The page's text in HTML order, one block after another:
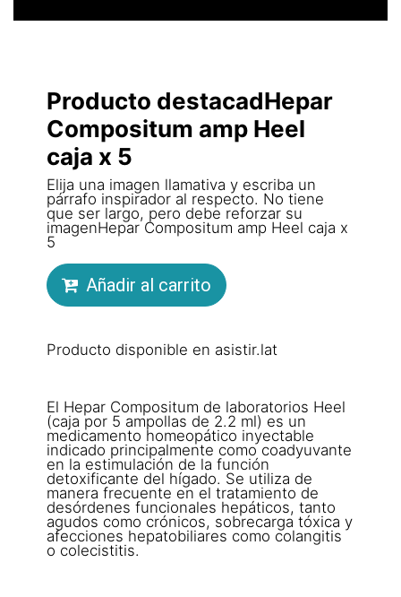
Producto destacadHepar
Compositum amp Heel
caja x 5
Elija una imagen llamativa y escriba un
párrafo inspirador al respecto. No tiene
que ser largo, pero debe reforzar su
imagenHepar Compositum amp Heel caja x
5
Añadir al carrito
Producto disponible en asistir.lat
El Hepar Compositum de laboratorios Heel
(caja por 5 ampollas de 2.2 ml) es un
medicamento homeopático inyectable
indicado principalmente como coadyuvante
en la estimulación de la función
detoxificante del hígado. Se utiliza de
manera frecuente en el tratamiento de
desórdenes funcionales hepáticos, tanto
agudos como crónicos, sobrecarga tóxica y
afecciones hepatobiliares como colangitis
o colecistitis.